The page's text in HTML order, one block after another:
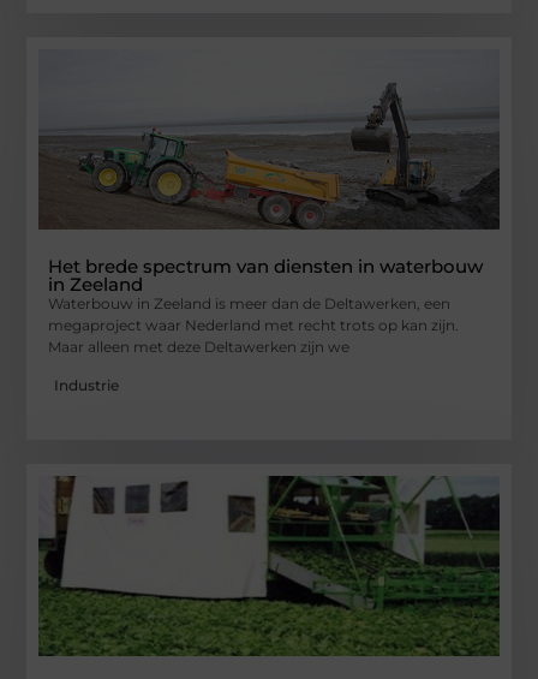
Het brede spectrum van diensten in waterbouw
in Zeeland
Waterbouw in Zeeland is meer dan de Deltawerken, een
megaproject waar Nederland met recht trots op kan zijn.
Maar alleen met deze Deltawerken zijn we
Industrie